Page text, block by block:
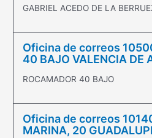
GABRIEL ACEDO DE LA
Oficina de correos
40 BAJO VALENCIA DE
ROCAMADOR 40 BAJO
Oficina de correos
MARINA, 20